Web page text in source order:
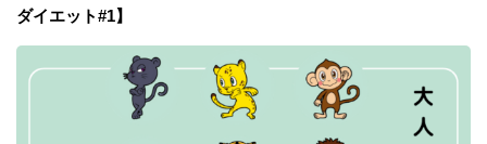
ダイエット#1】